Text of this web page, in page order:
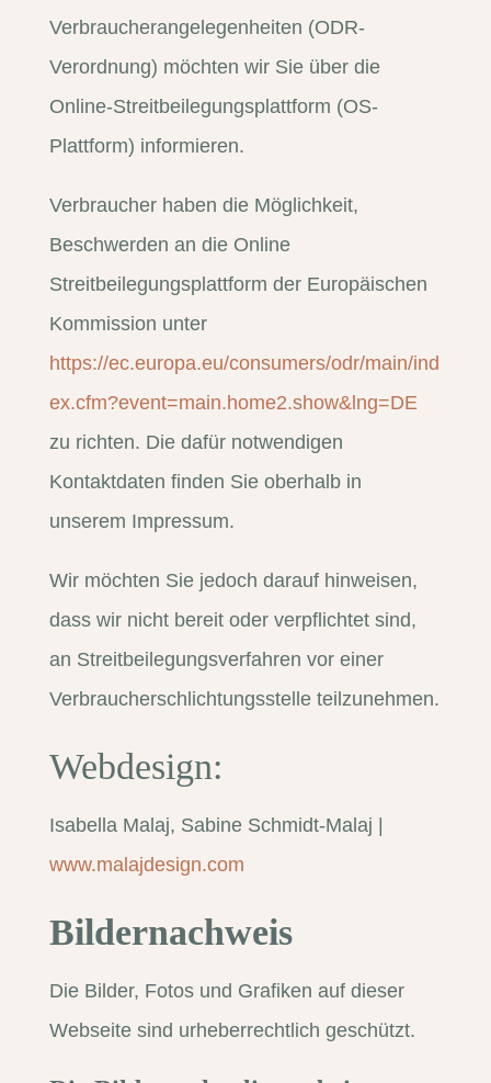
Verbraucherangelegenheiten (ODR-
Verordnung) möchten wir Sie über die
Online-Streitbeilegungsplattform (OS-
Plattform) informieren.
Verbraucher haben die Möglichkeit,
Beschwerden an die Online
Streitbeilegungsplattform der Europäischen
Kommission unter
https://ec.europa.eu/consumers/odr/main/ind
ex.cfm?event=main.home2.show&lng=DE
zu richten. Die dafür notwendigen
Kontaktdaten finden Sie oberhalb in
unserem Impressum.
Wir möchten Sie jedoch darauf hinweisen,
dass wir nicht bereit oder verpflichtet sind,
an Streitbeilegungsverfahren vor einer
Verbraucherschlichtungsstelle teilzunehmen.
Webdesign:
Isabella Malaj, Sabine Schmidt-Malaj |
www.malajdesign.com
Bildernachweis
Die Bilder, Fotos und Grafiken auf dieser
Webseite sind urheberrechtlich geschützt.